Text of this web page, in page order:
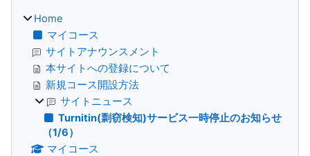
Home
マイコース
サイトアナウンスメント
本サイトへの登録について
新規コース開設方法
サイトニュース
Turnitin(剽窃検知)サービス一時停止のお知らせ
（1/6）
マイコース